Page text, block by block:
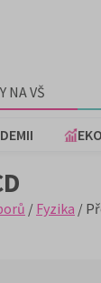
NA VŠ
/ Fyzika /